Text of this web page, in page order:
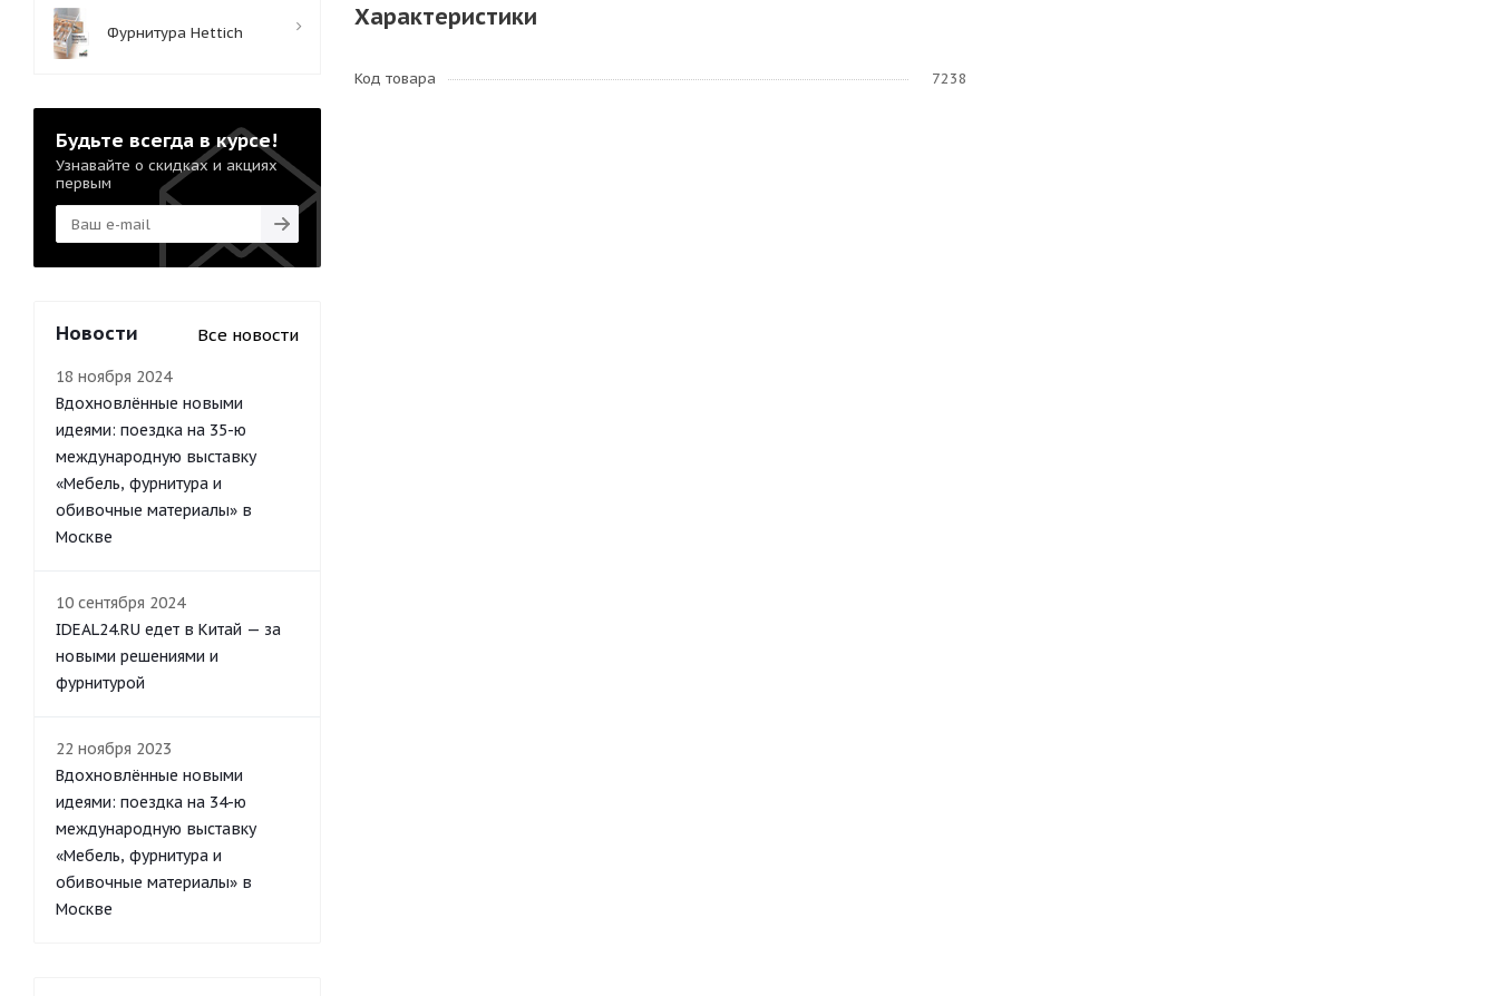
Характеристики
Код товара 7238
Фурнитура Hettich
Будьте всегда в курсе!
Узнавайте о скидках и акциях
первым
Новости Все новости
18 ноября 2024
Вдохновлённые новыми
идеями: поездка на 35-ю
международную выставку
«Мебель, фурнитура и
обивочные материалы» в
Москве
10 сентября 2024
IDEAL24.RU едет в Китай — за
новыми решениями и
фурнитурой
22 ноября 2023
Вдохновлённые новыми
идеями: поездка на 34-ю
международную выставку
«Мебель, фурнитура и
обивочные материалы» в
Москве